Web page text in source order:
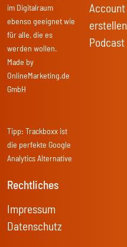
im Digitalraum
ebenso geeignet wie
für alle, die es
werden wollen.
Made by
OnlineMarketing.de
GmbH
Tipp: Trackboxx ist
die perfekte Google
Analytics Alternative
Account
erstellen
Podcast
Rechtliches
Impressum
Datenschutz